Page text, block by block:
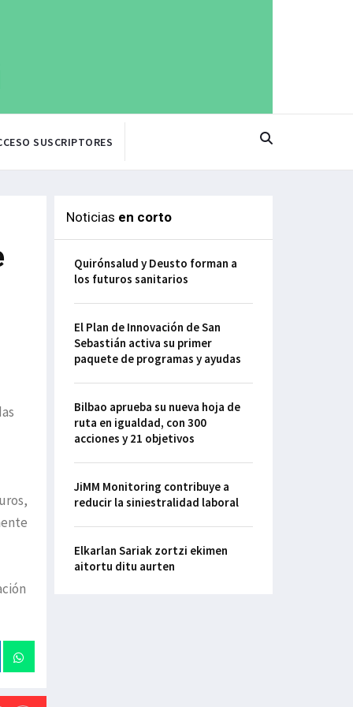
SUSCRIPTORES
Noticias en corto
Quirónsalud y Deusto forman a
los futuros sanitarios
El Plan de Innovación de San
Sebastián activa su primer
paquete de programas y ayudas
Bilbao aprueba su nueva hoja de
ruta en igualdad, con 300
acciones y 21 objetivos
JiMM Monitoring contribuye a
reducir la siniestralidad laboral
Elkarlan Sariak zortzi ekimen
aitortu ditu aurten